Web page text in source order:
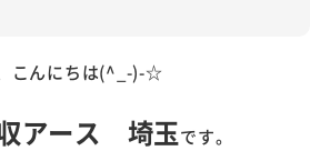
こんにちは(^_-)-☆
アース 埼玉です。